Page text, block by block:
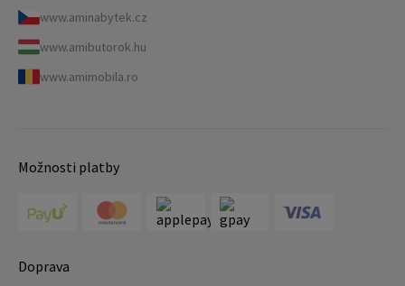
www.aminabytek.cz
www.amibutorok.hu
www.amimobila.ro
Možnosti platby
Doprava